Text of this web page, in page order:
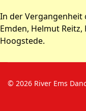
In der Vergangenheit
Emden, Helmut
Hoogstede.
© 2026 River Ems